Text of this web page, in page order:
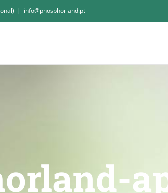
| info@phosphorland.pt